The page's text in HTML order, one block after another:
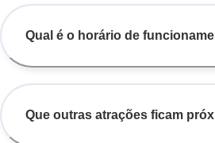
Qual é o horário de
Que outras atrações ficam